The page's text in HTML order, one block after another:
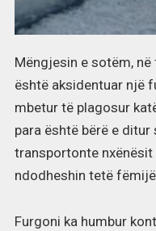
Mëngjesin e sotëm,
është aksidentuar një
mbetur të plagosur
para është bërë e
transportonte
ndodheshin tetë
Furgoni ka humbur